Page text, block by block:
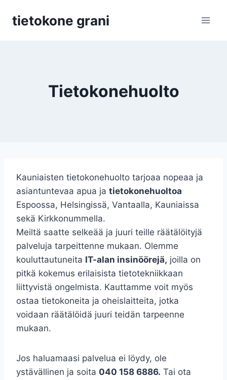
sisältöön
tietokone grani
Tietokonehuolto
Kauniaisten tietokonehuolto tarjoaa nopeaa ja
asiantuntevaa apua ja tietokonehuoltoa
Espoossa, Helsingissä, Vantaalla, Kauniaissa
sekä Kirkkonummella.
Meiltä saatte selkeää ja juuri teille räätälöityjä
palveluja tarpeittenne mukaan. Olemme
kouluttautuneita IT-alan insinöörejä, joilla on
pitkä kokemus erilaisista tietotekniikkaan
liittyvistä ongelmista. Kauttamme voit myös
ostaa tietokoneita ja oheislaitteita, jotka
voidaan räätälöidä juuri teidän tarpeenne
mukaan.
Jos haluamaasi palvelua ei löydy, ole
ystävällinen ja soita 040 158 6886. Tai ota